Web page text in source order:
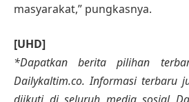
masyarakat,” pungkasnya.
[UHD]
*Dapatkan berita pilihan
Dailykaltim.co. Informasi terbaru